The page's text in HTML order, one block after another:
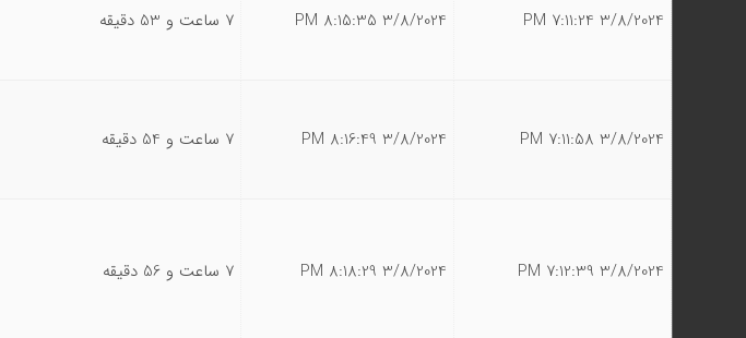
3/8/2024 7:11:24 PM
3/8/2024 8:15:35 PM 7 ساعت و 53 دقیقه
3/8/2024 7:11:58 PM
3/8/2024 8:16:49 PM 7 ساعت و 54 دقیقه
3/8/2024 7:12:39 PM
3/8/2024 8:18:29 PM 7 ساعت و 56 دقیقه